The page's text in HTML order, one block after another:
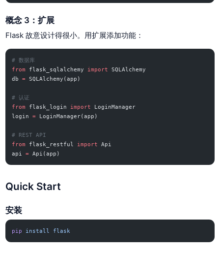
概念 3：扩展
Flask 故意设计得很小。用扩展添加功能：
# 数据库
from
flask_sqlalchemy import
SQLAlchemy
db = SQLAlchemy(app)
# 认证
from
flask_login import
LoginManager
login = LoginManager(app)
# REST API
from
flask_restful import
Api
api = Api(app)
Quick Start
安装
pip install flask